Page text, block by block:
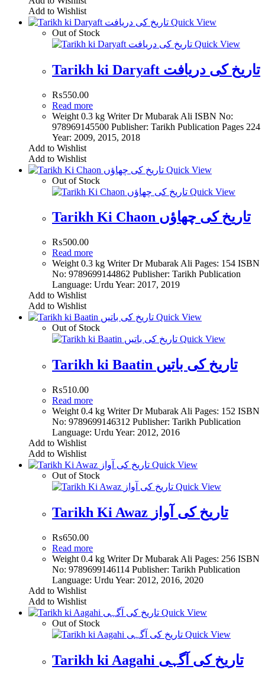
Add to Wishlist
Quick View
Out of Stock
Quick View
Tarikh ki Daryaft تاریخ کی دریافت
₨550.00
Read more
Weight 0.3 kg Writer Dr Mubarak Ali ISBN No:
978969145500 Publisher: Tarikh Publication Pages 224
Year: 2009, 2015, 2018
Add to Wishlist
Add to Wishlist
Quick View
Out of Stock
Quick View
Tarikh Ki Chaon تاریخ کی چھاؤں
₨500.00
Read more
Weight 0.3 kg Writer Dr Mubarak Ali Pages: 154 ISBN
No: 9789699144862 Publisher: Tarikh Publication
Language: Urdu Year: 2017, 2019
Add to Wishlist
Add to Wishlist
Quick View
Out of Stock
Quick View
Tarikh ki Baatin تاریخ کی باتیں
₨510.00
Read more
Weight 0.4 kg Writer Dr Mubarak Ali Pages: 152 ISBN
No: 9789699146312 Publisher: Tarikh Publication
Language: Urdu Year: 2012, 2016
Add to Wishlist
Add to Wishlist
Quick View
Out of Stock
Quick View
Tarikh Ki Awaz تاریخ کی آواز
₨650.00
Read more
Weight 0.4 kg Writer Dr Mubarak Ali Pages: 256 ISBN
No: 9789699146114 Publisher: Tarikh Publication
Language: Urdu Year: 2012, 2016, 2020
Add to Wishlist
Add to Wishlist
Quick View
Out of Stock
Quick View
Tarikh ki Aagahi تاریخ کی آگہی